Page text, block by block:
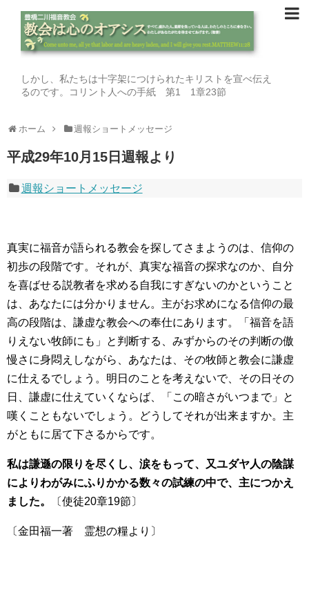
しかし、私たちは十字架につけられたキリストを宣べ伝え
るのです。コリント人への手紙 第1 1章23節
ホーム 週報ショートメッセージ
平成29年10月15日週報より
週報ショートメッセージ
真実に福音が語られる教会を探してさまようのは、信仰の
初歩の段階です。それが、真実な福音の探求なのか、自分
を喜ばせる説教者を求める自我にすぎないのかということ
は、あなたには分かりません。主がお求めになる信仰の最
高の段階は、謙虚な教会への奉仕にあります。「福音を語
りえない牧師にも」と判断する、みずからのその判断の傲
慢さに身悶えしながら、あなたは、その牧師と教会に謙虚
に仕えるでしょう。明日のことを考えないで、その日その
日、謙虚に仕えていくならば、「この暗さがいつまで」と
嘆くこともないでしょう。どうしてそれが出来ますか。主
がともに居て下さるからです。
私は謙遜の限りを尽くし、涙をもって、又ユダヤ人の陰謀
によりわがみにふりかかる数々の試練の中で、主につかえ
ました。
〔使徒20章19節〕
〔金田福一著 霊想の糧より〕